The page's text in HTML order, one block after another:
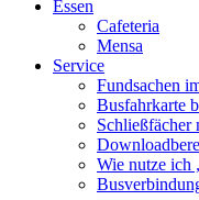
Essen
Cafeteria
Mensa
Service
Fundsachen
Busfahrkarte
Schließfächer
Wie nutze ich